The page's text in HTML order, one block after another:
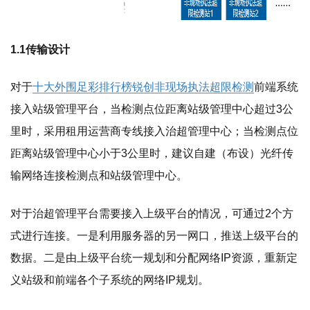
1.1传输设计
对于十大外围足彩排行榜锐创非现场执法超限检测前端系统
接入站级管理平台，当检测点位距离站级管理中心超过3公
里时，采用租用运营商专线接入治超管理中心；当检测点位
距离站级管理中心小于3公里时，建议自建（布设）光纤传
输网络连接检测点和站级管理中心。
对于治超管理平台需要接入上级平台的情况，可通过2个方
式进行连接。一是利用服务器的另一网口，推送上级平台的
数据。二是由上级平台统一规划和分配网络IP资源，重新定
义站级和前端各个子系统的网络IP规划。